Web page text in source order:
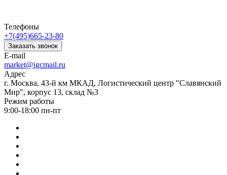
Телефоны
+7(495)665-23-80
Заказать звонок
E-mail
market@igcmail.ru
Адрес
г. Москва, 43-й км МКАД, Логистический центр "Славянский
Мир", корпус 13, склад №3
Режим работы
9:00-18:00 пн-пт